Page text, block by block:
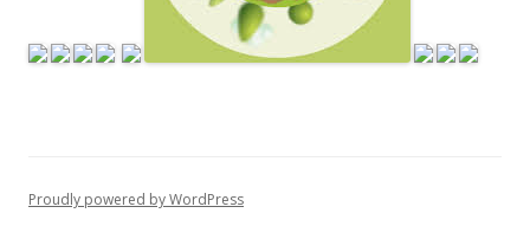
Proudly powered by WordPress